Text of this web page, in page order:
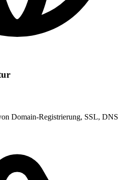
Domain-Registrierung, SSL, DNS